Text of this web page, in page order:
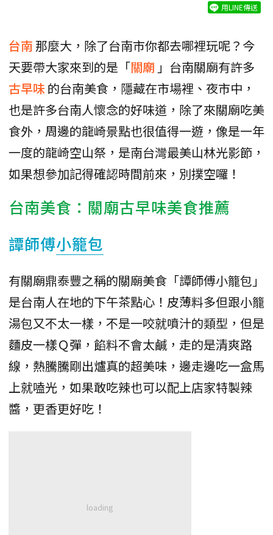
用LINE傳送
台南 那麼大，除了台南市你都去哪裡玩呢？今
天要帶大家來到的是「關廟 」台南關廟有許多
古早味 的台南美食，隱藏在市場裡、夜市中，
也是許多台南人懷念的好味道，除了來關廟吃美
食外，周邊的龍崎景點也很值得一遊，像是一年
一度的龍崎空山祭，是南台灣最美山林光影節，
如果想參加記得確認時間前來，別撲空囉！
台南美食：關廟古早味美食推薦
譚師傅小籠包
有關廟鼎泰豐之稱的關廟美食「譚師傅小籠包」
是台南人在地的下午茶點心！皮薄料多但跟小籠
湯包又不太一樣，不是一咬就噴汁的類型，但是
麵皮一樣Ｑ彈，餡料不會太鹹，走的是清爽路
線，熱騰騰剛出爐真的超美味，邊走邊吃一盒馬
上就嗑光，如果敢吃辣也可以配上店家特製辣
醬，更香更好吃！